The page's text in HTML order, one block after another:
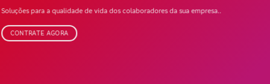
Soluções para a qualidade de vida dos colaboradores da sua empresa..
CONTRATE AGORA